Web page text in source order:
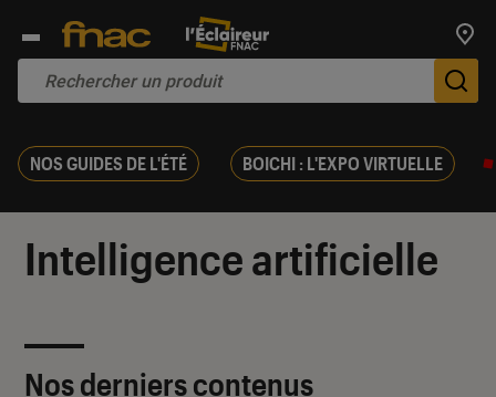
NOS GUIDES DE L'ÉTÉ BOICHI : L'EXPO VIRTUELLE
Intelligence artificielle
Nos derniers contenus